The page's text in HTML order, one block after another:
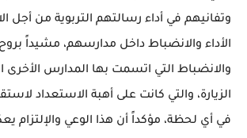
وتفانيهم في أداء رسالتهم التربوية من أجل
الأداء والانضباط داخل مدارسهم، مشيداً بروح
والانضباط التي اتسمت بها المدارس الأخرى
الزيارة، والتي كانت على أهبة الاستعداد
في أي لحظة، مؤكداً أن هذا الوعي والإلتزام